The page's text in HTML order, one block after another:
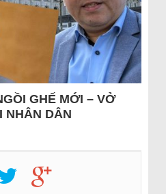
GHẾ MỚI – VỞ
NHÂN DÂN